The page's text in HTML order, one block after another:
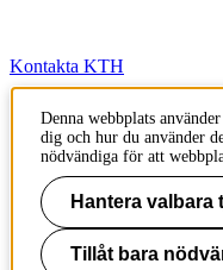
Kontakta KTH
Jobba på KTH
Press och media
Faktura och betalning KTH
Om KTH:s webbplatser
Denna webbplats
dig och hur du använder
nödvändiga för att
Hantera valbara
Tillåt bara